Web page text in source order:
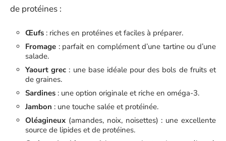
de protéines :
Œufs : riches en protéines et faciles à préparer.
Fromage : parfait en complément d’une tartine ou d’une
salade.
Yaourt grec : une base idéale pour des bols de fruits et
de graines.
Sardines : une option originale et riche en oméga-3.
Jambon : une touche salée et protéinée.
Oléagineux (amandes, noix, noisettes) : une excellente
source de lipides et de protéines.